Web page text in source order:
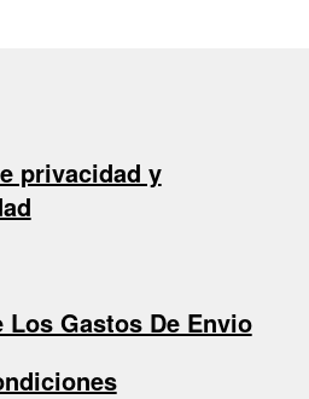
privacidad y
Gastos De Envio